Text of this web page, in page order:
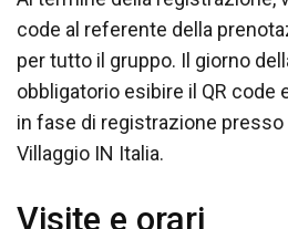
code al referente della
per tutto il gruppo. Il giorno
obbligatorio esibire il QR code
in fase di registrazione presso
Villaggio IN Italia.
Visite e orari